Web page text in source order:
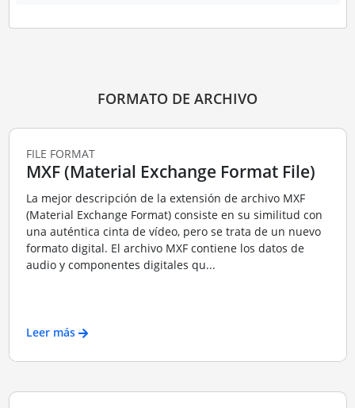
FORMATO DE ARCHIVO
FILE FORMAT
MXF (Material Exchange Format File)
La mejor descripción de la extensión de archivo MXF
(Material Exchange Format) consiste en su similitud con
una auténtica cinta de vídeo, pero se trata de un nuevo
formato digital. El archivo MXF contiene los datos de
audio y componentes digitales qu...
Leer más